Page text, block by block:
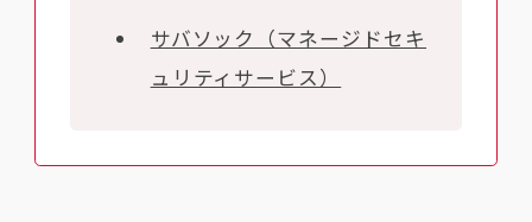
サバソック（マネージドセキ
ュリティサービス）